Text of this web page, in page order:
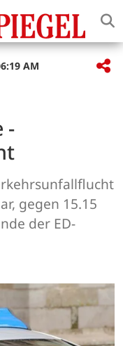
AM
-
gegen 15.15
der ED-